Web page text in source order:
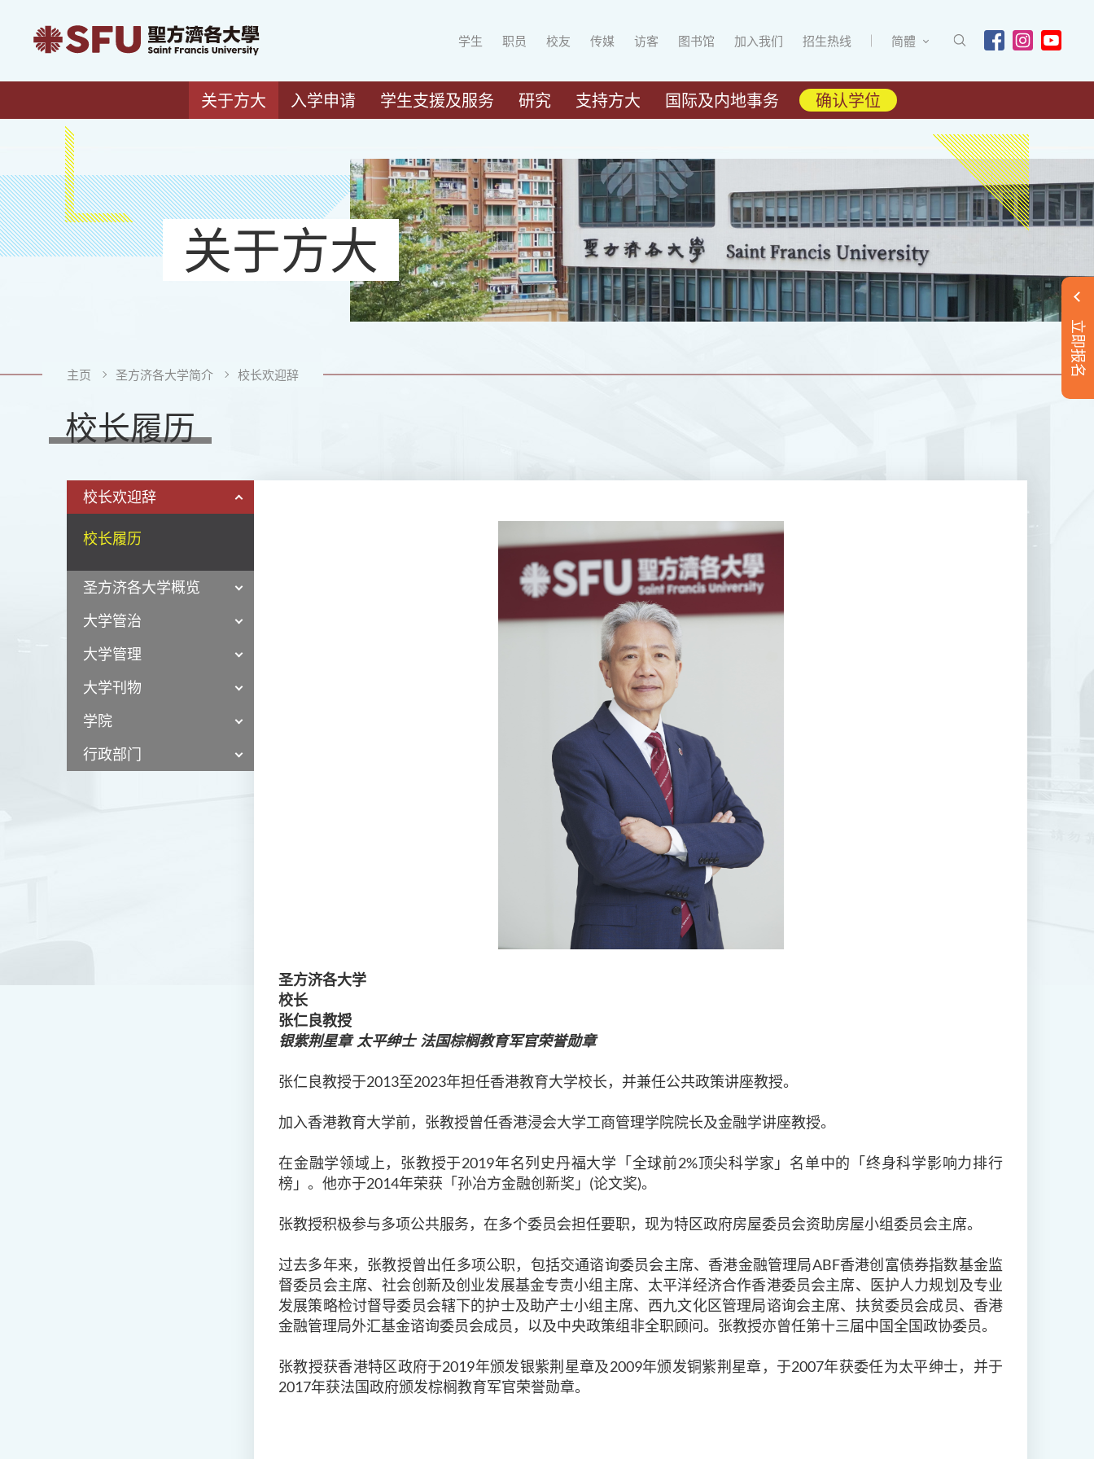
学生 职员 校友 传媒 访客 图书馆 加入我们 招生热线 简體
关于方大 入学申请 学生支援及服务 研究 支持方大 国际及内地事务 确认学位
立即报名
关于方大
主页 圣方济各大学简介 校长欢迎辞
校长履历
校长欢迎辞
校长履历
圣方济各大学概览
大学管治
大学管理
大学刊物
学院
行政部门
圣方济各大学
校长
张仁良教授
银紫荆星章 太平绅士 法国棕榈教育军官荣誉勋章
张仁良教授于2013至2023年担任香港教育大学校长，并兼任公共政策讲座教授。
加入香港教育大学前，张教授曾任香港浸会大学工商管理学院院长及金融学讲座教授。
在金融学领域上，张教授于2019年名列史丹福大学「全球前2%顶尖科学家」名单中的「终身科学影响力排行
榜」。他亦于2014年荣获「孙冶方金融创新奖」(论文奖)。
张教授积极参与多项公共服务，在多个委员会担任要职，现为特区政府房屋委员会资助房屋小组委员会主席。
过去多年来，张教授曾出任多项公职，包括交通谘询委员会主席、香港金融管理局ABF香港创富债券指数基金监
督委员会主席、社会创新及创业发展基金专责小组主席、太平洋经济合作香港委员会主席、医护人力规划及专业
发展策略检讨督导委员会辖下的护士及助产士小组主席、西九文化区管理局谘询会主席、扶贫委员会成员、香港
金融管理局外汇基金谘询委员会成员，以及中央政策组非全职顾问。张教授亦曾任第十三届中国全国政协委员。
张教授获香港特区政府于2019年颁发银紫荆星章及2009年颁发铜紫荆星章，于2007年获委任为太平绅士，并于
2017年获法国政府颁发棕榈教育军官荣誉勋章。